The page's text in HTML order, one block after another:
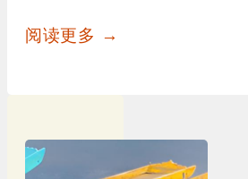
阅读更多 →